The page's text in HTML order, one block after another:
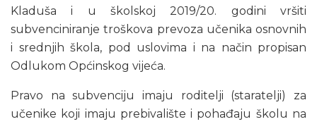
Kladuša i u školskoj 2019/20. godini vršiti
subvenciniranje troškova prevoza učenika osnovnih
i srednjih škola, pod uslovima i na način propisan
Odlukom Općinskog vijeća.
Pravo na subvenciju imaju roditelji (staratelji) za
učenike koji imaju prebivalište i pohađaju školu na